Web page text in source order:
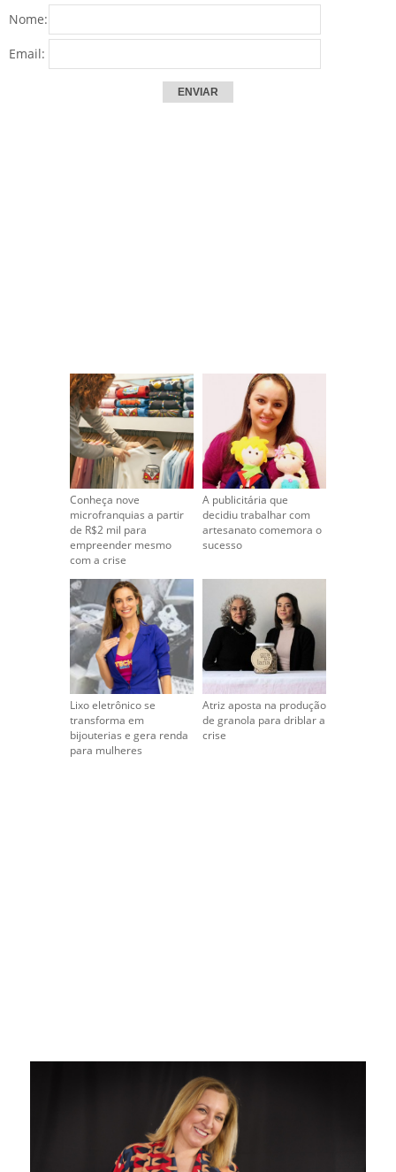
Nome:
Email:
Conheça nove
microfranquias a partir
de R$2 mil para
empreender mesmo
com a crise
A publicitária que
decidiu trabalhar com
artesanato comemora o
sucesso
Lixo eletrônico se
transforma em
bijouterias e gera renda
para mulheres
Atriz aposta na produção
de granola para driblar a
crise